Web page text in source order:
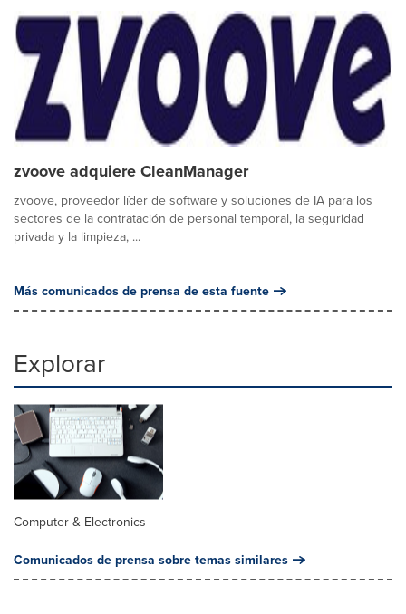
zvoove adquiere CleanManager
zvoove, proveedor líder de software y soluciones de IA para los
sectores de la contratación de personal temporal, la seguridad
privada y la limpieza, ...
Más comunicados de prensa de esta fuente
Explorar
Computer & Electronics
Comunicados de prensa sobre temas similares